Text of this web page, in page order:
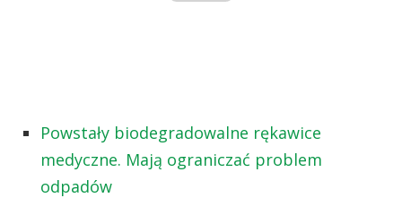
Powstały biodegradowalne rękawice
medyczne. Mają ograniczać problem
odpadów